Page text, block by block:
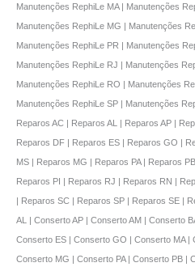
Manutenções RephiLe MA | Manutenções
Manutenções RephiLe MG | Manutenções
Manutenções RephiLe PR | Manutenções
Manutenções RephiLe RJ | Manutenções
Manutenções RephiLe RO | Manutenções
Manutenções RephiLe SP | Manutenções
Reparos AC | Reparos AL | Reparos AP |
Reparos DF | Reparos ES | Reparos GO |
MS | Reparos MG | Reparos PA | Reparos
Reparos PI | Reparos RJ | Reparos RN |
| Reparos SC | Reparos SP | Reparos SE |
AL | Conserto AP | Conserto AM | Conserto
Conserto ES | Conserto GO | Conserto MA |
Conserto MG | Conserto PA | Conserto PB |